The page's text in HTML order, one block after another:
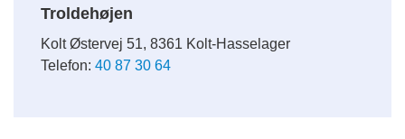
Troldehøjen
Kolt Østervej 51, 8361 Kolt-Hasselager
Telefon: 40 87 30 64